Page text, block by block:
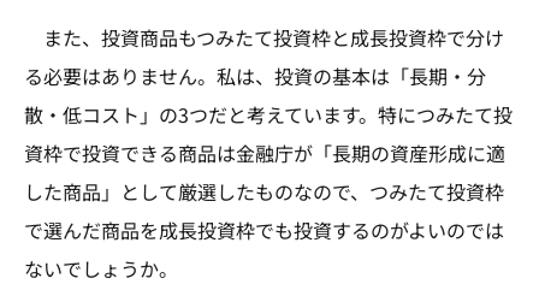
また、投資商品もつみたて投資枠と成長投資枠で分け
る必要はありません。私は、投資の基本は「長期・分
散・低コスト」の3つだと考えています。特につみたて投
資枠で投資できる商品は金融庁が「長期の資産形成に適
した商品」として厳選したものなので、つみたて投資枠
で選んだ商品を成長投資枠でも投資するのがよいのでは
ないでしょうか。